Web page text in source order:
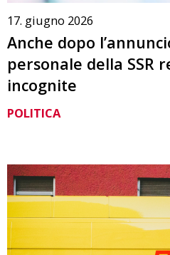
17. giugno 2026
Anche dopo
personale della SSR
incognite
POLITICA